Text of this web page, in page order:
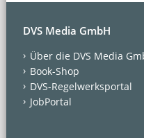
DVS Media GmbH
Über die DVS Media
Book-Shop
DVS-Regelwerksportal
JobPortal